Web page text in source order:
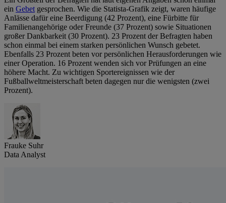
ein Gebetgesprochen. Wie die Statista-Grafik zeigt, waren häufige
Anlässe dafür eine Beerdigung (42 Prozent), eine Fürbitte für
Familienangehörige oder Freunde (37 Prozent) sowie Situationen
großer Dankbarkeit (30 Prozent). 23 Prozent der Befragten haben
schon einmal bei einem starken persönlichen Wunsch gebetet.
Ebenfalls 23 Prozent beten vor persönlichen Herausforderungen wie
einer Operation. 16 Prozent wenden sich vor Prüfungen an eine
höhere Macht. Zu wichtigen Sportereignissen wie der
Fußballweltmeisterschaft beten dagegen nur die wenigsten (zwei
Prozent).
Frauke Suhr
Data Analyst